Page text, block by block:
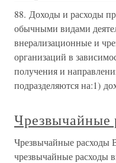
88. Доходы и расходы
обычными видами
внерализационные и
организаций в
получения и
подразделяются на:1)
Чрезвычайные
Чрезвычайные расходы
чрезвычайные расходы